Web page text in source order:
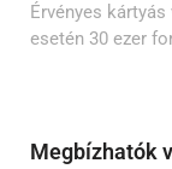
Érvényes
esetén 30 ezer
Megbízhatók